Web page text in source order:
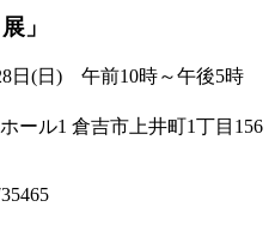
」
日(日) 午前10時～午後5時
ール1 倉吉市上井町1丁目156